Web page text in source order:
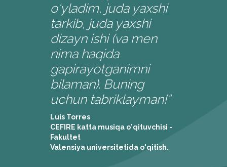
o'yladim, juda yaxshi
tarkib, juda yaxshi
dizayn ishi (va men
nima haqida
gapirayotganimni
bilaman). Buning
uchun tabriklayman!”
Luis Torres
CEFIRE katta musiqa o'qituvchisi -
Fakultet
Valensiya universitetida o'qitish.